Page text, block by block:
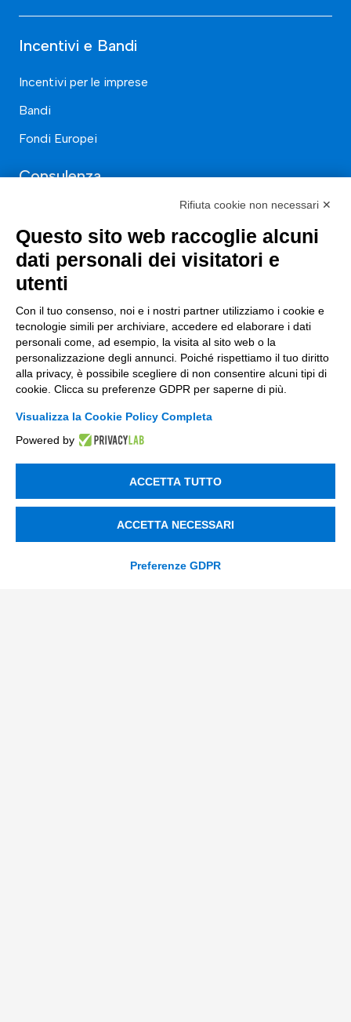
Incentivi e Bandi
Incentivi per le imprese
Bandi
Fondi Europei
Consulenza
Finanza
Nuovi Mercati
Digital Marketing
Data & BI
Trasformazione Digitale
Compliance Normativa Integrata
Soluzioni Digitali
Soluzioni Custom
Rifiuta cookie non necessari ✕
Questo sito web raccoglie alcuni
dati personali dei visitatori e
utenti
Con il tuo consenso, noi e i nostri partner utilizziamo i cookie e
tecnologie simili per archiviare, accedere ed elaborare i dati
personali come, ad esempio, la visita al sito web o la
personalizzazione degli annunci. Poiché rispettiamo il tuo diritto
alla privacy, è possibile scegliere di non consentire alcuni tipi di
cookie. Clicca su preferenze GDPR per saperne di più.
Visualizza la Cookie Policy Completa
Powered by
ACCETTA TUTTO
ACCETTA NECESSARI
Preferenze GDPR